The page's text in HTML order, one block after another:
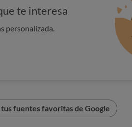
te interesa
personalizada.
fuentes favoritas de Google